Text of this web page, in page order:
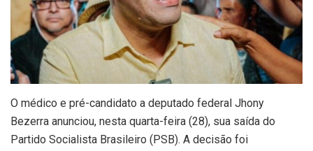
O médico e pré-candidato a deputado federal Jhony
Bezerra anunciou, nesta quarta-feira (28), sua saída do
Partido Socialista Brasileiro (PSB). A decisão foi